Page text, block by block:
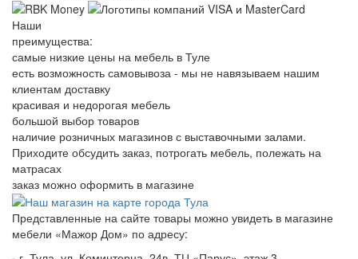
Наши
преимущества:
самые низкие цены на мебель в Туле
есть возможность самовывоза - мы не навязываем нашим
клиентам доставку
красивая и недорогая мебель
большой выбор товаров
наличие розничных магазинов с выставочными залами.
Приходите обсудить заказ, потрогать мебель, полежать на
матрасах
заказ можно оформить в магазине
Представленные на сайте товары можно увидеть в магазине
мебели «Мажор Дом» по адресу: